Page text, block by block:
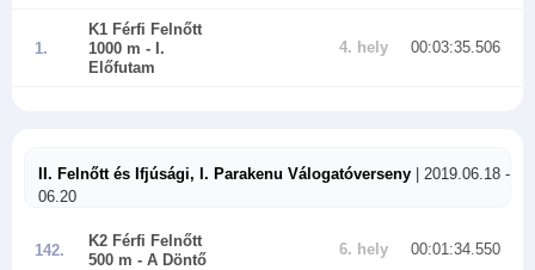
1.
K1 Férfi Felnőtt
1000 m - I.
Előfutam
4. hely 00:03:35.506
II. Felnőtt és Ifjúsági, I. Parakenu Válogatóverseny | 2019.06.18 -
06.20
142.
K2 Férfi Felnőtt
500 m - A Döntő
6. hely 00:01:34.550